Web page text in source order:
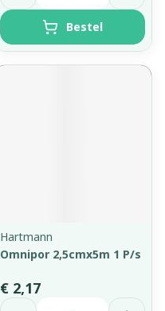
Bestel
Hartmann
Omnipor 2,5cmx5m 1 P/s
€ 2,17
Aantal